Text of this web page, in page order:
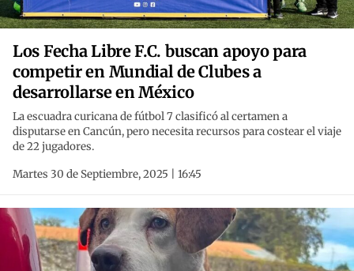
Los Fecha Libre F.C. buscan apoyo para
competir en Mundial de Clubes a
desarrollarse en México
La escuadra curicana de fútbol 7 clasificó al certamen a
disputarse en Cancún, pero necesita recursos para costear el viaje
de 22 jugadores.
Martes 30 de Septiembre, 2025 | 16:45